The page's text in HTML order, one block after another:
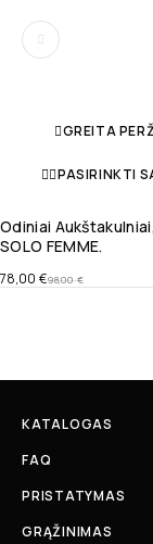
GREITA
PASIRINKTI
Odiniai
SOLO FEMME.
98,00€
78,00 €
KATALOGAS
FAQ
PRISTATYMAS
GRĄŽINIMAS